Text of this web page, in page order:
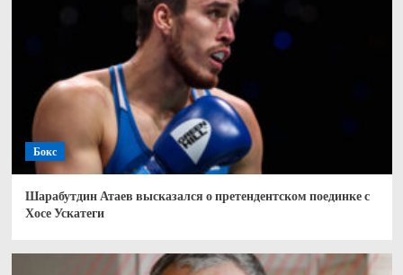
Бокс
Шарабутдин Атаев высказался о претендентском поединке с
Хосе Ускатеги